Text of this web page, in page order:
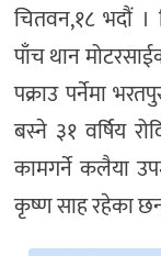
चितवन,१८ भदौं ।
पाँच थान
पक्राउ पर्नेमा
बस्ने ३१ वर्षिय
कामगर्ने कलैया
कृष्ण साह रहेका